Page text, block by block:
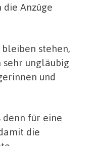
Anzüge
bleiben stehen,
sehr ungläubig
und
denn für eine
die